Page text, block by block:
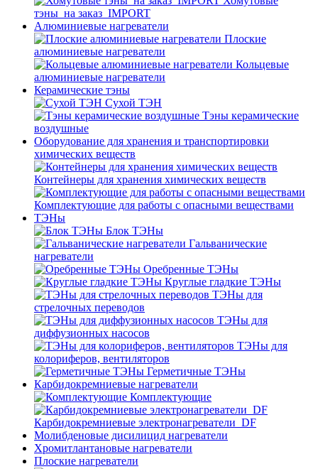
тэны_на заказ_IMPORT
Алюминиевые нагреватели
Плоские
алюминиевые нагреватели
Кольцевые
алюминиевые нагреватели
Керамические тэны
Сухой ТЭН
Тэны керамические
воздушные
Оборудование для хранения и транспортировки
химических веществ
Контейнеры для хранения химических веществ
Комплектующие для работы с опасными веществами
ТЭНы
Блок ТЭНы
Гальванические
нагреватели
Оребренные ТЭНы
Круглые гладкие ТЭНы
ТЭНы для
стрелочных переводов
ТЭНы для
диффузионных насосов
ТЭНы для
колориферов, вентиляторов
Герметичные ТЭНы
Карбидокремниевые нагреватели
Комплектующие
Карбидокремниевые электронагреватели_DF
Молибденовые дисилицид нагреватели
Хромитлантановые нагреватели
Плоские нагреватели